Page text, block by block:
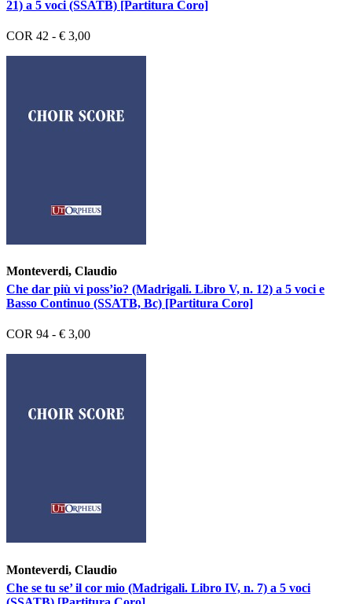
21) a 5 voci (SSATB) [Partitura Coro]
COR 42 - € 3,00
Monteverdi, Claudio
Che dar più vi poss’io? (Madrigali. Libro V, n. 12) a 5 voci e
Basso Continuo (SSATB, Bc) [Partitura Coro]
COR 94 - € 3,00
Monteverdi, Claudio
Che se tu se’ il cor mio (Madrigali. Libro IV, n. 7) a 5 voci